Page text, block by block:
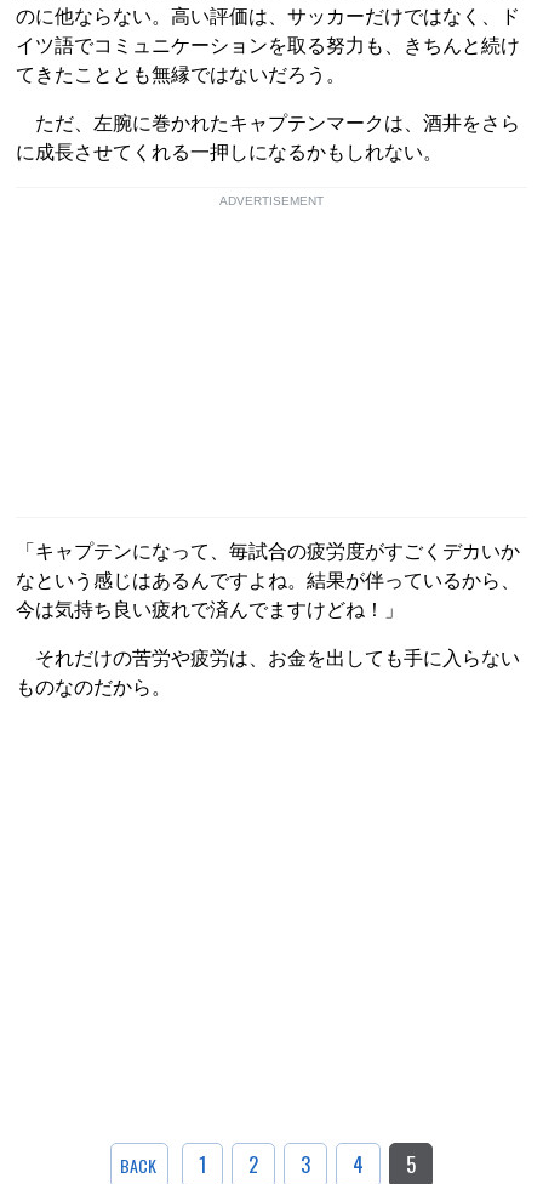
のに他ならない。高い評価は、サッカーだけではなく、ド
イツ語でコミュニケーションを取る努力も、きちんと続け
てきたこととも無縁ではないだろう。
ただ、左腕に巻かれたキャプテンマークは、酒井をさら
に成長させてくれる一押しになるかもしれない。
ADVERTISEMENT
「キャプテンになって、毎試合の疲労度がすごくデカいか
なという感じはあるんですよね。結果が伴っているから、
今は気持ち良い疲れで済んでますけどね！」
それだけの苦労や疲労は、お金を出しても手に入らない
ものなのだから。
BACK 1 2 3 4 5